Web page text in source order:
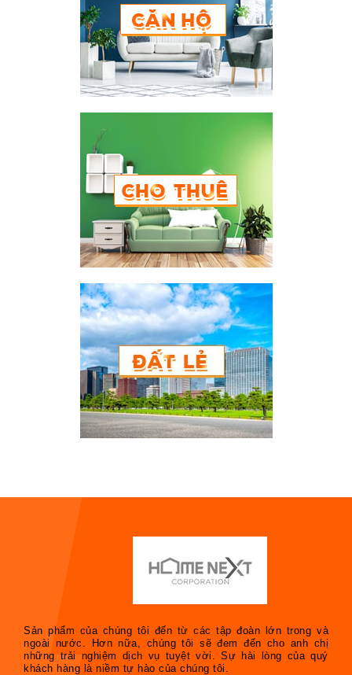
Sản phẩm của chúng tôi đến từ các tập đoàn lớn trong và
ngoài nước. Hơn nữa, chúng tôi sẽ đem đến cho anh chị
những trải nghiệm dịch vụ tuyệt vời. Sự hài lòng của quý
khách hàng là niềm tự hào của chúng tôi.